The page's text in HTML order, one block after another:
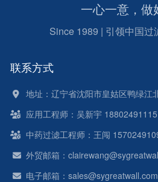
一心一意，做
Since 1989 | 引领中国过
联系方式
地址：辽宁省沈阳市皇姑区鸭绿江
应用工程师：吴新宇 18802491115
中药过滤工程师：王闯
外贸邮箱：
电子邮箱：sales@sygreatwall.com